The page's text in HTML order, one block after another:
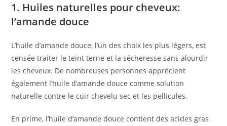
1. Huiles naturelles pour cheveux:
l’amande douce
L’huile d’amande douce, l’un des choix les plus légers, est
censée traiter le teint terne et la sécheresse sans alourdir
les cheveux. De nombreuses personnes apprécient
également l’huile d’amande douce comme solution
naturelle contre le cuir chevelu sec et les pellicules.
En prime, l’huile d’amande douce contient des acides gras